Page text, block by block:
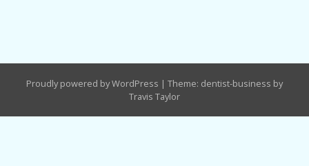
Proudly powered by WordPress | Theme: dentist-business by
Travis Taylor